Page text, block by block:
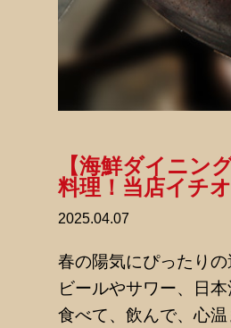
2025.04.07
【海鮮ダイニン
料理！当店イチ
春の陽気にぴったりの
ビールやサワー、日
食べて、飲んで、心